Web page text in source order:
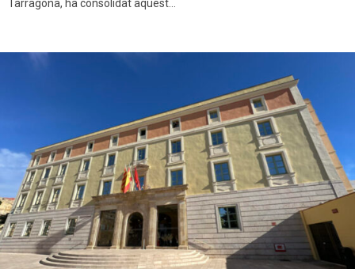
Tarragona, ha consolidat aquest...